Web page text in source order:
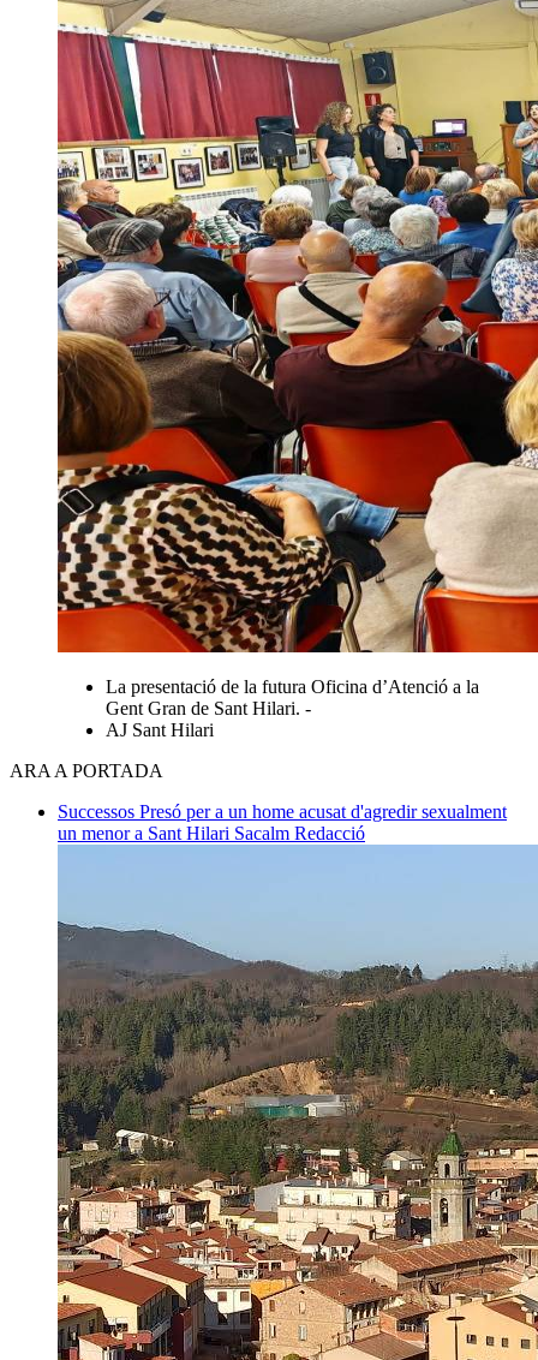
La presentació de la futura Oficina d’Atenció a la
Gent Gran de Sant Hilari. -
AJ Sant Hilari
ARA A PORTADA
Successos Presó per a un home acusat d'agredir sexualment
un menor a Sant Hilari Sacalm Redacció